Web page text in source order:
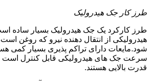
طرز کار جک هیدرولیک
طرز کارکرد یک جک هیدرولیک بسیار ساده
هیدرولیکی از انتقال دهنده نیرو که روغن
شود.مایعات دارای تراکم پذیری بسیار کمی
سرعت جک های هیدرولیکی قابل کنترل است
قدرت بالایی هستند.